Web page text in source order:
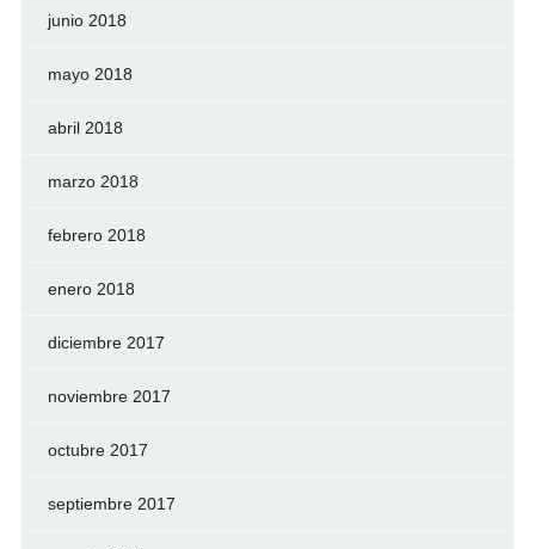
junio 2018
mayo 2018
abril 2018
marzo 2018
febrero 2018
enero 2018
diciembre 2017
noviembre 2017
octubre 2017
septiembre 2017